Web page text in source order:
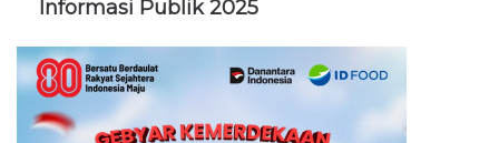
Informasi Publik 2025